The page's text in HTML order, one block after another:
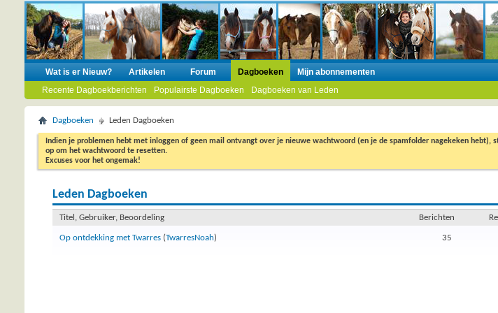
Wat is er Nieuw? Artikelen Forum
Dagboeken
Recente Dagboekberichten
Populairste Dagboeken Dagboeken van Leden
Mijn abonnementen
Dagboeken Leden Dagboeken
Indien je problemen hebt met inloggen of geen mail ontvangt over je nieuwe wachtwoord (en je de spamfolder nagekeken hebt),
op om het wachtwoord te resetten.
Excuses voor het ongemak!
Leden Dagboeken
Titel, Gebruiker, Beoordeling Berichten
Op ontdekking met Twarres (TwarresNoah) 35